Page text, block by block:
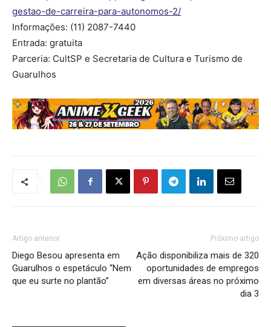
gestao-de-carreira-para-autonomos-2/
Informações: (11) 2087-7440
Entrada: gratuita
Parceria: CultSP e Secretaria de Cultura e Turismo de
Guarulhos
Artigo anterior
Diego Besou apresenta em
Guarulhos o espetáculo “Nem
que eu surte no plantão”
Próximo artigo
Ação disponibiliza mais de 320
oportunidades de empregos
em diversas áreas no próximo
dia 3